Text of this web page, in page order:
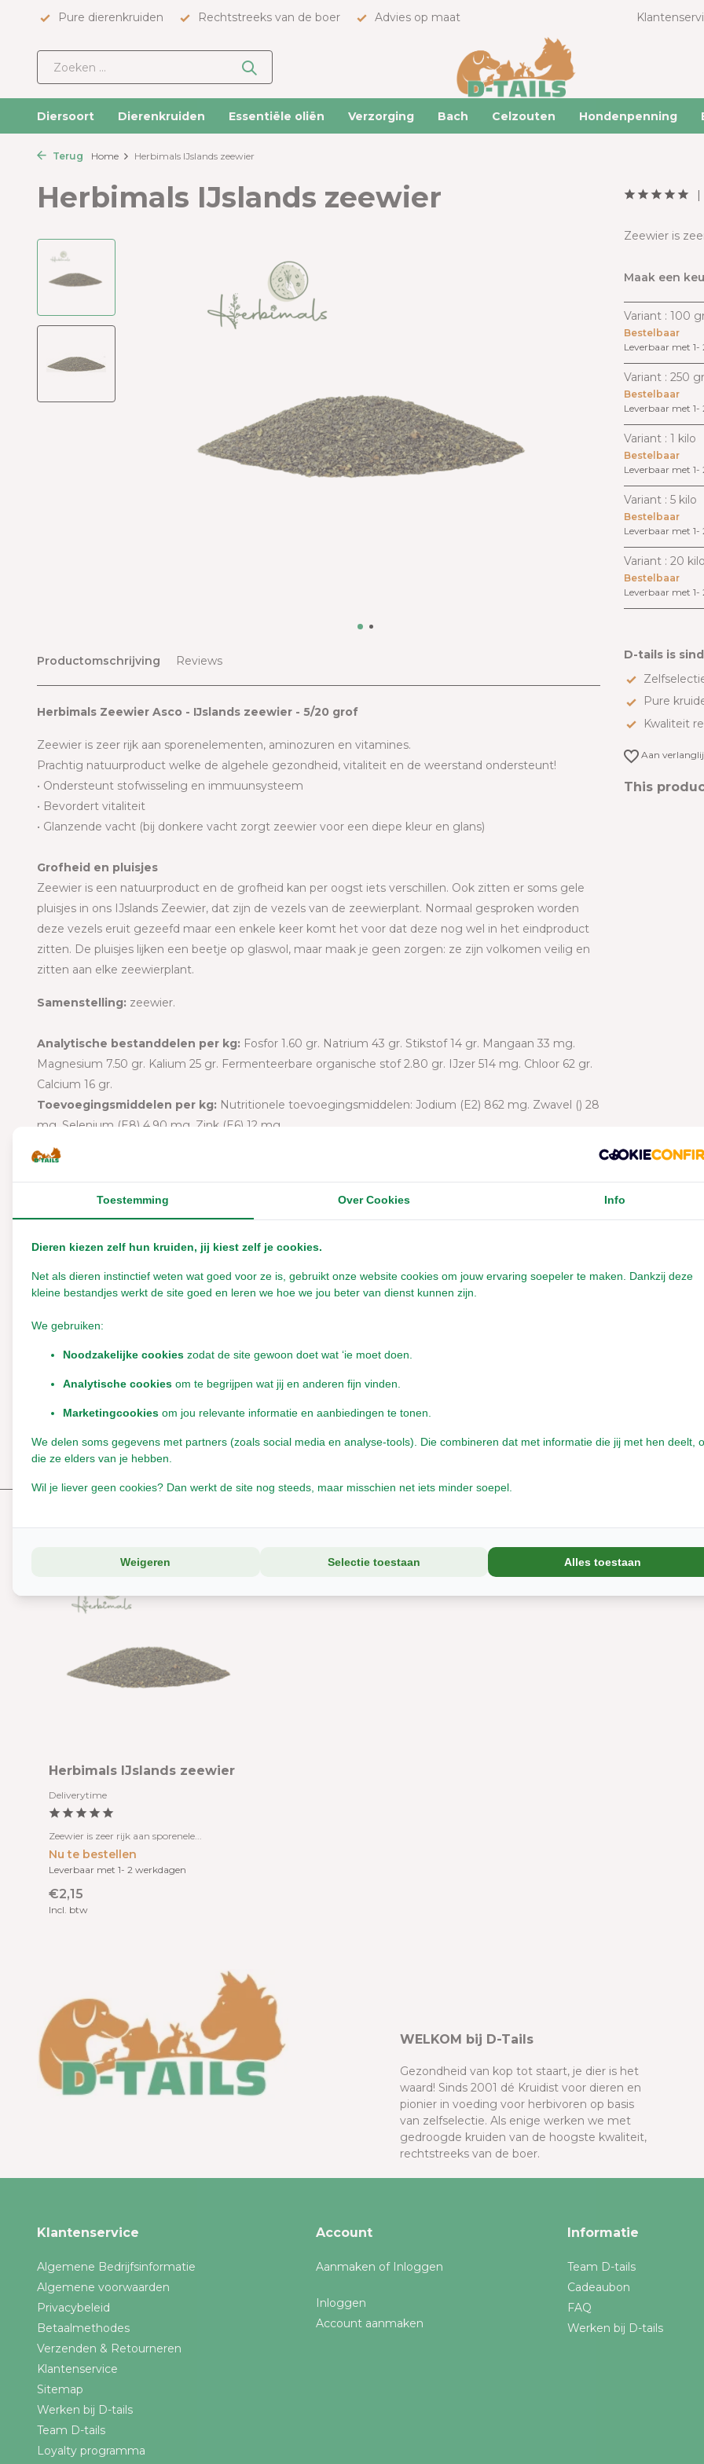
Pure dierenkruiden Rechtstreeks van de boer Advies op maat
Diersoort Dierenkruiden Essentiële oliën Verzorging Bach Celzouten Hondenpenning
Terug Home Herbimals IJslands zeewier
Herbimals IJslands zeewier
Productomschrijving Reviews
Herbimals Zeewier Asco - IJslands zeewier - 5/20 grof
Zeewier is zeer rijk aan sporenelementen, aminozuren en vitamines.
Prachtig natuurproduct welke de algehele gezondheid, vitaliteit en de weerstand ondersteunt!
• Ondersteunt stofwisseling en immuunsysteem
• Bevordert vitaliteit
• Glanzende vacht (bij donkere vacht zorgt zeewier voor een diepe kleur en glans)
Grofheid en pluisjes
Zeewier is een natuurproduct en de grofheid kan per oogst iets verschillen. Ook zitten er soms gele
pluisjes in ons IJslands Zeewier, dat zijn de vezels van de zeewierplant. Normaal gesproken worden
deze vezels eruit gezeefd maar een enkele keer komt het voor dat deze nog wel in het eindproduct
zitten. De pluisjes lijken een beetje op glaswol, maar maak je geen zorgen: ze zijn volkomen veilig en
zitten aan elke zeewierplant.
Samenstelling: zeewier.
Analytische bestanddelen per kg: Fosfor 1.60 gr. Natrium 43 gr. Stikstof 14 gr. Mangaan 33 mg.
Magnesium 7.50 gr. Kalium 25 gr. Fermenteerbare organische stof 2.80 gr. IJzer 514 mg. Chloor 62 gr.
Calcium 16 gr.
Toevoegingsmiddelen per kg: Nutritionele toevoegingsmiddelen: Jodium (E2) 862 mg. Zwavel () 28
mg. Selenium (E8) 4.90 mg. Zink (E6) 12 mg.
Voer en bewaar advies:
voeren naar behoefte. zorg altijd voor vers drinkwater. Koel. droog en donker
bewaren.
Zeewier is
Maak een
Variant : 100
Bestelbaar
Leverbaar met
Variant : 250
Bestelbaar
Leverbaar met
Variant : 1 kilo
Bestelbaar
Leverbaar met
Variant : 5 kilo
Bestelbaar
Leverbaar met
Variant : 20
Bestelbaar
Leverbaar met
D-tails is
Pure
Kwaliteit
Aan
This
Er zijn nog geen reviews geschreven over dit product..
Schrijf je eigen review
Herbimals IJslands zeewier
Deliverytime
Zeewier is zeer rijk aan sporenele...
Nu te bestellen
Leverbaar met 1- 2 werkdagen
€2,15
Incl. btw
WELKOM bij D-Tails
Gezondheid van kop tot staart, je dier is het
waard! Sinds 2001 dé Kruidist voor dieren en
pionier in voeding voor herbivoren op basis
van zelfselectie. Als enige werken we met
gedroogde kruiden van de hoogste kwaliteit,
rechtstreeks van de boer.
Klantenservice
Algemene Bedrijfsinformatie
Algemene voorwaarden
Privacybeleid
Betaalmethodes
Verzenden & Retourneren
Klantenservice
Sitemap
Werken bij D-tails
Team D-tails
Loyalty programma
Account
Aanmaken of Inloggen
Inloggen
Account aanmaken
Informatie
Team D-tails
Cadeaubon
FAQ
Werken bij D-tails
Toestemming Over Cookies Info
Dieren kiezen zelf hun kruiden, jij kiest zelf je cookies.
Net als dieren instinctief weten wat goed voor ze is, gebruikt onze website cookies om jouw ervaring soepeler te maken. Dankzij deze
kleine bestandjes werkt de site goed en leren we hoe we jou beter van dienst kunnen zijn.
We gebruiken:
Noodzakelijke cookies zodat de site gewoon doet wat ‘ie moet doen.
Analytische cookies om te begrijpen wat jij en anderen fijn vinden.
Marketingcookies om jou relevante informatie en aanbiedingen te tonen.
We delen soms gegevens met partners (zoals social media en analyse-tools). Die combineren dat met informatie die jij met hen deelt,
die ze elders van je hebben.
Wil je liever geen cookies? Dan werkt de site nog steeds, maar misschien net iets minder soepel.
Weigeren Selectie toestaan Alles toestaan